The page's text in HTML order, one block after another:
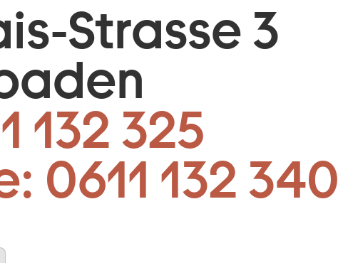
Strasse 3
132 325
0611 132 340